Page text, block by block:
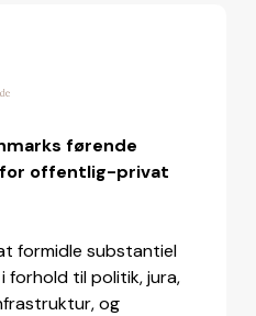
førende
offentlig-privat
formidle substantiel
forhold til politik, jura,
og